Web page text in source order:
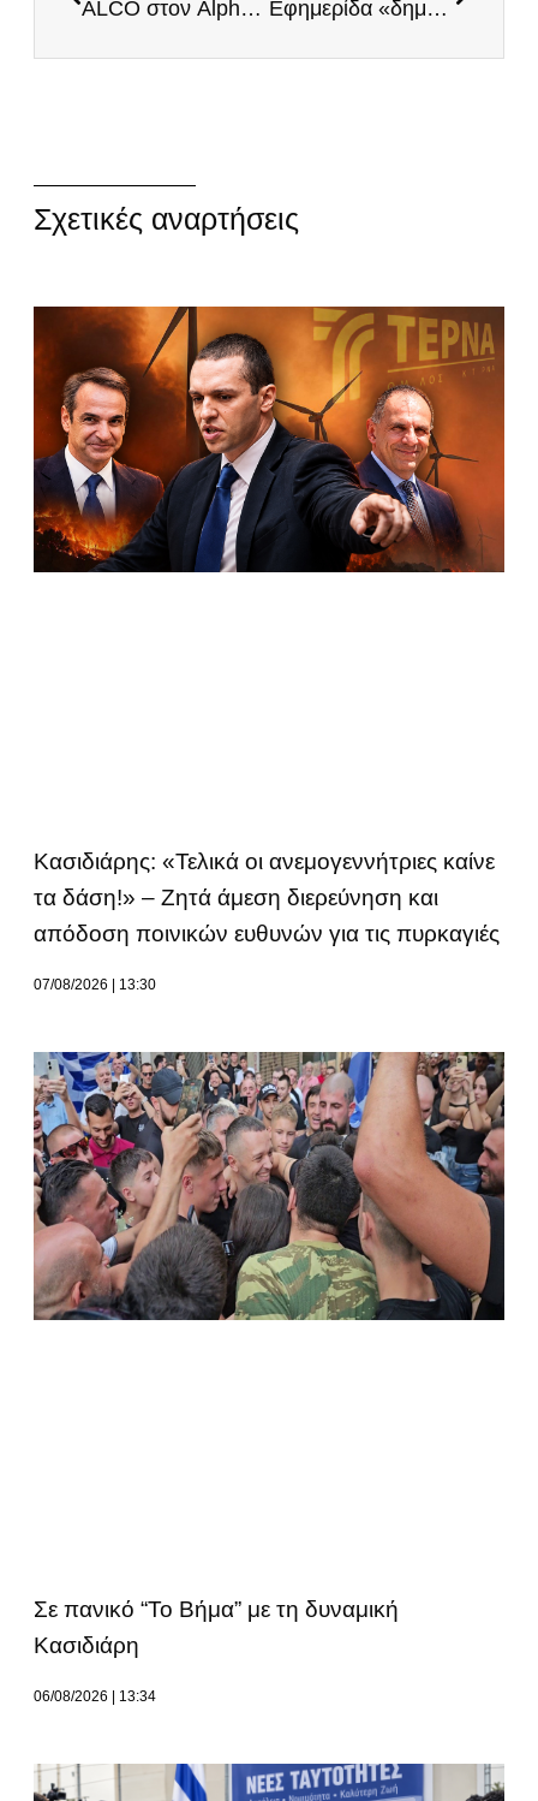
ALCO στον Alpha: Δυναμική άνοδος και η μεγαλύτερη συσπείρωση για το Εθνικό Κόμμα ΕΛΛΗΝΕΣ Εφημερίδα «δημοκρατία»: «Με τριτοκοσμική υφή η αντισυνταγματική μεθόδευση για τους ΕΛΛΗΝΕΣ! Αφαιρεί εκλογική δύναμη ο Κασιδιάρης από τη ΝΔ»
Σχετικές αναρτήσεις
Κασιδιάρης: «Τελικά οι ανεμογεννήτριες καίνε
τα δάση!» – Ζητά άμεση διερεύνηση και
απόδοση ποινικών ευθυνών για τις πυρκαγιές
07/08/2026 13:30
Σε πανικό “Το Βήμα” με τη δυναμική
Κασιδιάρη
06/08/2026 13:34